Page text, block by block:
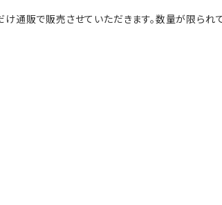
通販で販売させていただきます。数量が限られ